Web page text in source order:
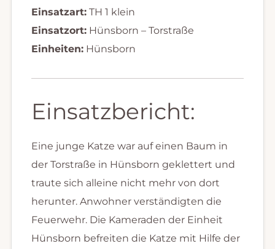
Einsatzart:TH 1 klein
Einsatzort:Hünsborn – Torstraße
Einheiten:Hünsborn
Einsatzbericht:
Eine junge Katze war auf einen Baum in
der Torstraße in Hünsborn geklettert und
traute sich alleine nicht mehr von dort
herunter. Anwohner verständigten die
Feuerwehr. Die Kameraden der Einheit
Hünsborn befreiten die Katze mit Hilfe der